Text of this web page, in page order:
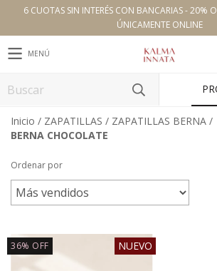
6 CUOTAS SIN INTERÉS CON BANCARIAS - 20%
ÚNICAMENTE ONLINE
MENÚ
Inicio / ZAPATILLAS / ZAPATILLAS BERNA /
BERNA CHOCOLATE
Ordenar por
36% OFF NUEVO